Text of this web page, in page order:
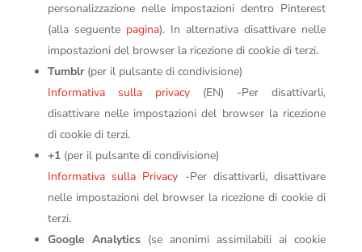
personalizzazione nelle impostazioni dentro Pinterest
(alla seguente pagina). In alternativa disattivare nelle
impostazioni del browser la ricezione di cookie di terzi.
Tumblr(per il pulsante di condivisione)
Informativa sulla privacy(EN) -Per disattivarli,
disattivare nelle impostazioni del browser la ricezione
di cookie di terzi.
+1(per il pulsante di condivisione)
Informativa sulla Privacy -Per disattivarli, disattivare
nelle impostazioni del browser la ricezione di cookie di
terzi.
Google Analytics(se anonimi assimilabili ai cookie